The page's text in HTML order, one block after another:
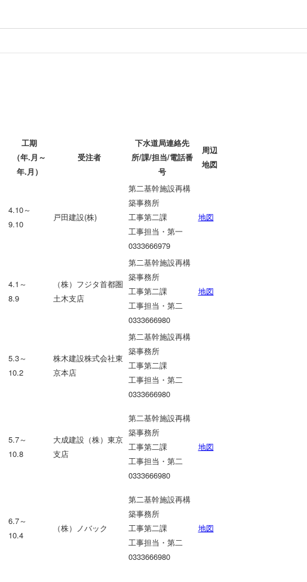
工期
（年.月～
年.月）
受注者
下水道局連絡先
所/課/担当/電話番
号
周辺
地図
4.10～
9.10
戸田建設(株)
第二基幹施設再構
築事務所
工事第二課
工事担当・第一
0333666979
地図
4.1～
8.9
（株）フジタ首都圏
土木支店
第二基幹施設再構
築事務所
工事第二課
工事担当・第二
0333666980
地図
5.3～
10.2
株木建設株式会社東
京本店
第二基幹施設再構
築事務所
工事第二課
工事担当・第二
0333666980
5.7～
10.8
大成建設（株）東京
支店
第二基幹施設再構
築事務所
工事第二課
工事担当・第二
0333666980
地図
6.7～
10.4
（株）ノバック
第二基幹施設再構
築事務所
工事第二課
工事担当・第二
0333666980
地図